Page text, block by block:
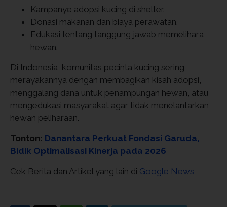
Kampanye adopsi kucing di shelter.
Donasi makanan dan biaya perawatan.
Edukasi tentang tanggung jawab memelihara
hewan.
Di Indonesia, komunitas pecinta kucing sering
merayakannya dengan membagikan kisah adopsi,
menggalang dana untuk penampungan hewan, atau
mengedukasi masyarakat agar tidak menelantarkan
hewan peliharaan.
Tonton: Danantara Perkuat Fondasi Garuda,
Bidik Optimalisasi Kinerja pada 2026
Cek Berita dan Artikel yang lain di Google News